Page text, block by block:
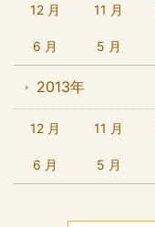
12 月 11 月
6 月 5 月
2013年
12 月 11 月
6 月 5 月